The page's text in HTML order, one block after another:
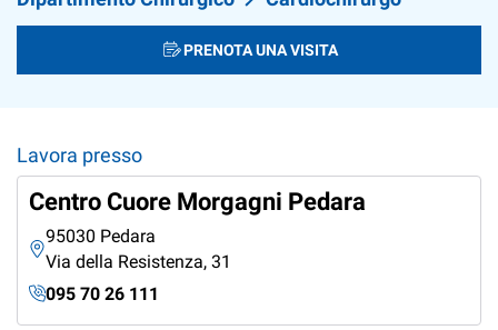
PRENOTA UNA VISITA
Lavora presso
Centro Cuore Morgagni Pedara
95030 Pedara
Via della Resistenza, 31
095 70 26 111